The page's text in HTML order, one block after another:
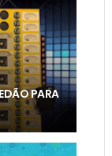
PARA